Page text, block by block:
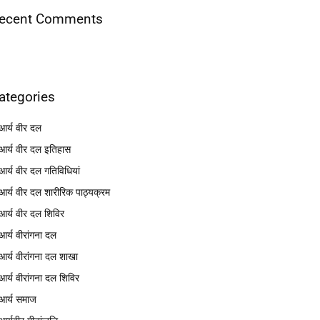
Comments
वीर दल
वीर दल इतिहास
वीर दल गतिविधियां
वीर दल शारीरिक पाठ्यक्रम
वीर दल शिविर
वीरांगना दल
वीरांगना दल शाखा
वीरांगना दल शिविर
समाज